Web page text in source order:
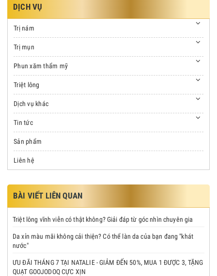
DỊCH VỤ
Trị nám
Trị mụn
Phun xăm thẩm mỹ
Triệt lông
Dịch vụ khác
Tin tức
Sản phẩm
Liên hệ
BÀI VIẾT LIÊN QUAN
Triệt lông vĩnh viễn có thật không? Giải đáp từ góc nhìn chuyên gia
Da xỉn màu mãi không cải thiện? Có thể làn da của bạn đang "khát
nước"
ƯU ĐÃI THÁNG 7 TẠI NATALIE - GIẢM ĐẾN 50%, MUA 1 ĐƯỢC 3, TẶNG
QUẠT GOOJODOQ CỰC XỊN